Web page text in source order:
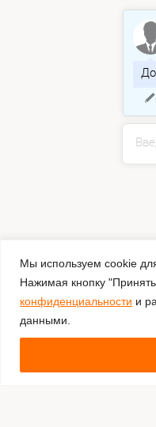
Мы используем cookie
Нажимая кнопку
конфиденциальности и
данными.